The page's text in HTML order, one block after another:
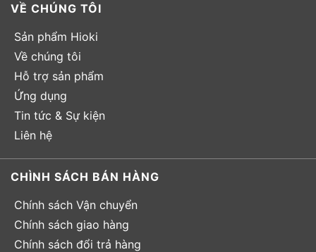
VỀ CHÚNG TÔI
Sản phẩm Hioki
Về chúng tôi
Hỗ trợ sản phẩm
Ứng dụng
Tin tức & Sự kiện
Liên hệ
CHÌNH SÁCH BÁN HÀNG
Chính sách Vận chuyển
Chính sách giao hàng
Chính sách đổi trả hàng